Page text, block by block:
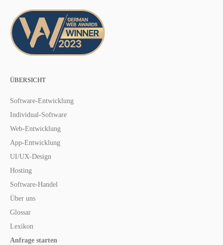
ÜBERSICHT
Software-Entwicklung
Individual-Software
Web-Entwicklung
App-Entwicklung
UI/UX-Design
Hosting
Software-Handel
Über uns
Glossar
Lexikon
Anfrage starten